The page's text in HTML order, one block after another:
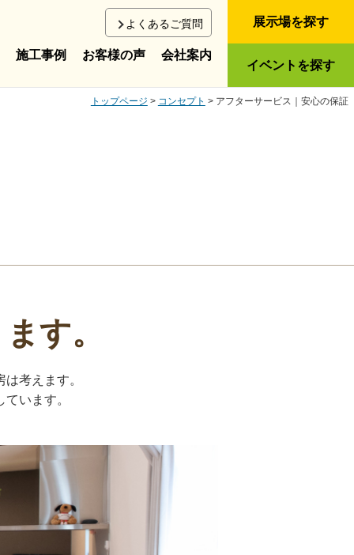
よくあるご質問
施工事例 お客様の声 会社案内
展示場を探す
イベントを探す
トップページ > コンセプト > アフターサービス｜安心の保証
す。
考えます。
います。